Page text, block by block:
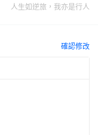
人生如逆旅，我亦是行人
確認修改